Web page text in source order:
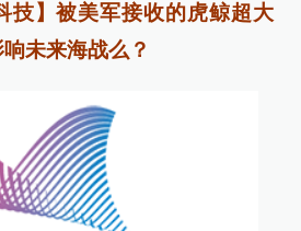
技】被美军接收的虎鲸超大
未来海战么？